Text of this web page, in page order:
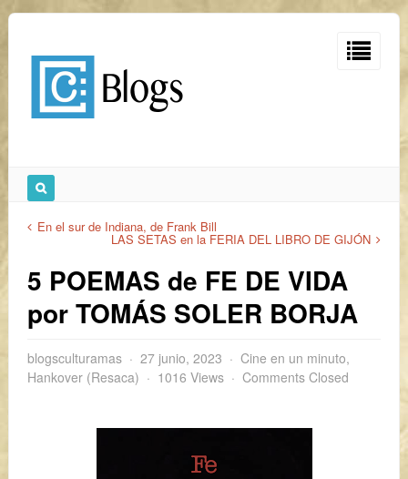
En el sur de Indiana, de Frank Bill
LAS SETAS en la FERIA DEL LIBRO DE GIJÓN
5 POEMAS de FE DE VIDA
por TOMÁS SOLER BORJA
blogsculturamas 27 junio, 2023 Cine en un minuto,
Hankover (Resaca)
1016 Views Comments Closed